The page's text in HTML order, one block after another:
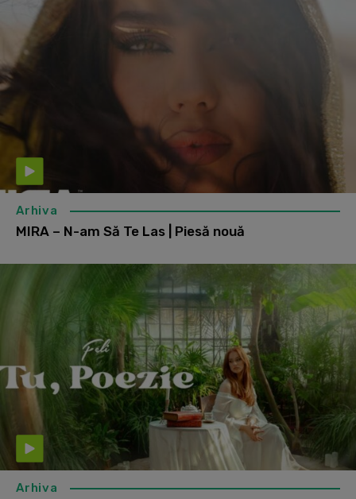
Arhiva
MIRA – N-am Să Te Las | Piesă nouă
Arhiva